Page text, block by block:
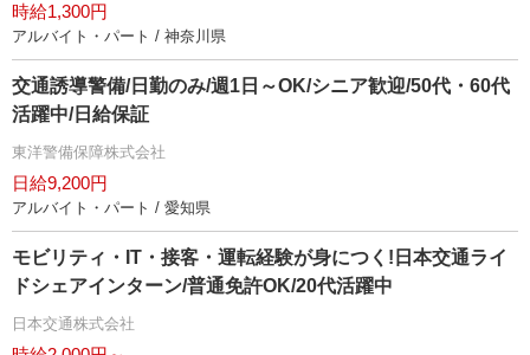
時給1,300円
アルバイト・パート / 神奈川県
交通誘導警備/日勤のみ/週1日～OK/シニア歓迎/50代・60代
活躍中/日給保証
東洋警備保障株式会社
日給9,200円
アルバイト・パート / 愛知県
モビリティ・IT・接客・運転経験が身につく!日本交通ライ
ドシェアインターン/普通免許OK/20代活躍中
日本交通株式会社